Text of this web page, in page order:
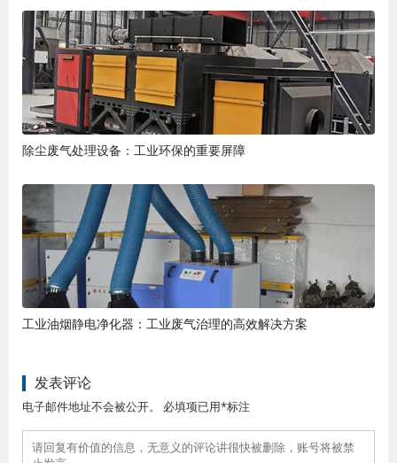
除尘废气处理设备：工业环保的重要屏障
工业油烟静电净化器：工业废气治理的高效解决方案
发表评论
电子邮件地址不会被公开。 必填项已用*标注